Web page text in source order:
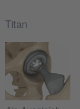
Titan